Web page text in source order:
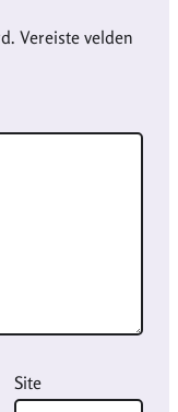
Vereiste velden
Site